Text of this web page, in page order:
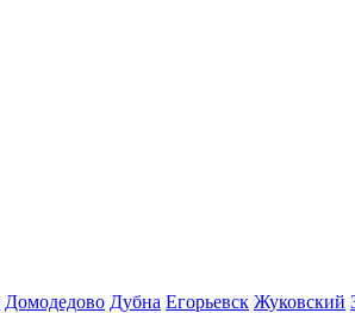
Домодедово Дубна Егорьевск Жуковский